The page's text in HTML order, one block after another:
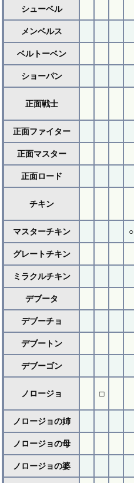
シューベル
メンベルス
ベルトーベン
ショーパン
正面戦士
正面ファイター
正面マスター
正面ロード
チキン
マスターチキン ○
グレートチキン
ミラクルチキン
デブータ
デブーチョ
デブートン
デブーゴン
ノロージョ □
ノロージョの姉
ノロージョの母
ノロージョの婆